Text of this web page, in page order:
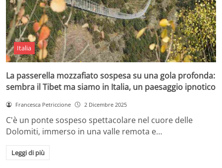
Italia
La passerella mozzafiato sospesa su una gola profonda:
sembra il Tibet ma siamo in Italia, un paesaggio ipnotico
Francesca Petriccione 2 Dicembre 2025
C'è un ponte sospeso spettacolare nel cuore delle
Dolomiti, immerso in una valle remota e…
Leggi di più